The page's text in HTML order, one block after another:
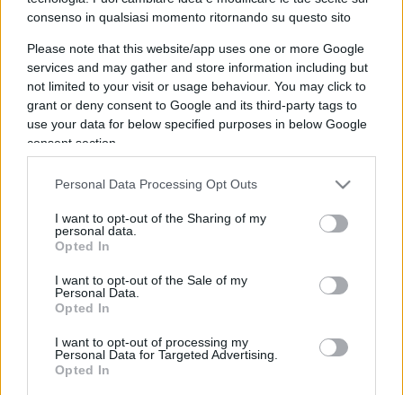
consenso in qualsiasi momento ritornando su questo sito
Please note that this website/app uses one or more Google
services and may gather and store information including but
not limited to your visit or usage behaviour. You may click to
grant or deny consent to Google and its third-party tags to
use your data for below specified purposes in below Google
consent section.
Personal Data Processing Opt Outs
I want to opt-out of the Sharing of my
personal data.
Opted In
I want to opt-out of the Sale of my
Personal Data.
Opted In
I want to opt-out of processing my
Personal Data for Targeted Advertising.
Opted In
VIGNETTA DEL
29/04/2025
VIGNETTA DEL
02/05/2025
Le vignette satiriche di
dare voce a situazioni, non solo politiche, attraverso i
disegni utilizzando da sempre la tecnica riconoscibile
dell'acquerello. Orgogliosamente un liberale di
ispirazioni dall’attuale sinistra, che a suo dire, mai
come in questo momento sta dando il “meglio” di sé.
La satira è libertà di espressione o almeno lo è fino a
quando non supera l’indecenza, fino a quando non
offende e non è volgare. Una frase di Alexander